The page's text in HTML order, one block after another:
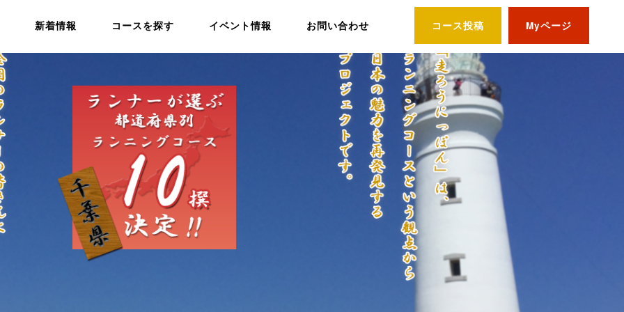
新着情報 コースを探す イベント情報 お問い合わせ コース投稿 Myページ